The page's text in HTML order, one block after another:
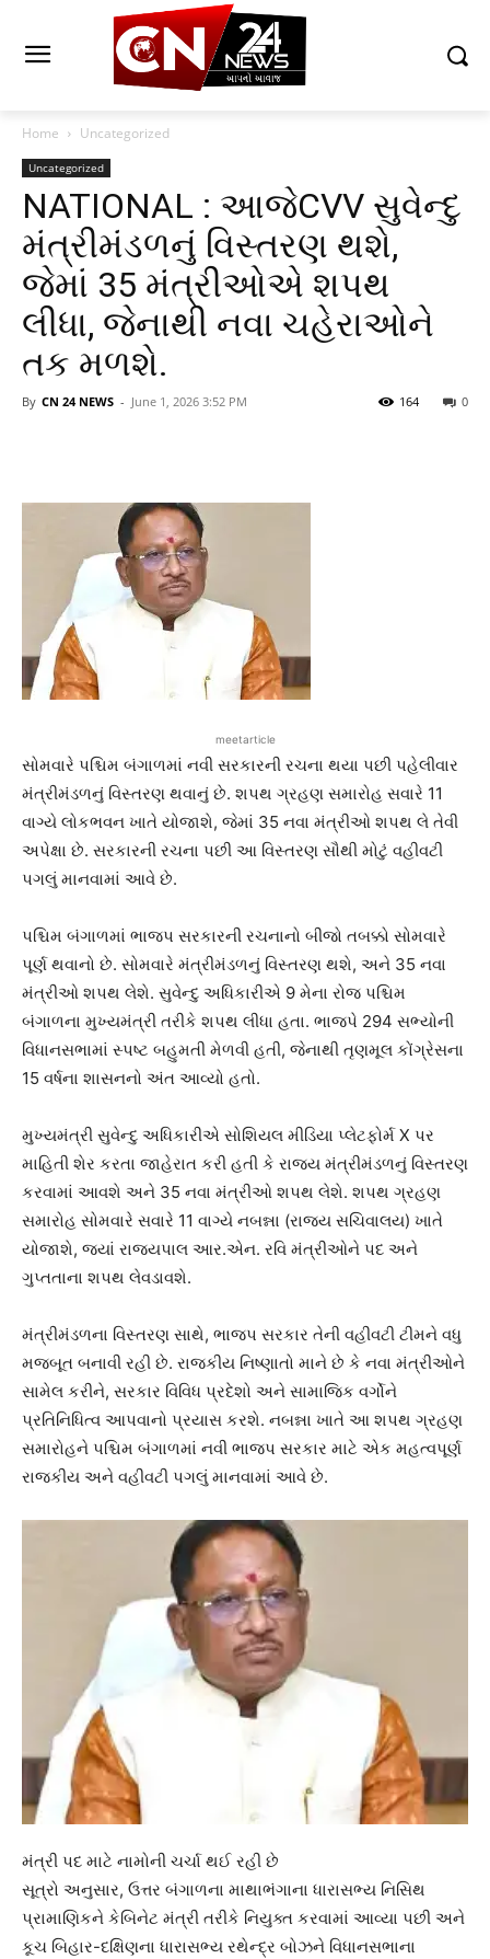
Home Uncategorized
Uncategorized
NATIONAL : આજેCVV સુવેન્દુ
મંત્રીમંડળનું વિસ્તરણ થશે,
જેમાં 35 મંત્રીઓએ શપથ
લીધા, જેનાથી નવા ચહેરાઓને
તક મળશે.
By CN 24 NEWS - June 1, 2026 3:52 PM 0
164
meetarticle
સોમવારે પશ્ચિમ બંગાળમાં નવી સરકારની રચના થયા પછી પહેલીવાર
મંત્રીમંડળનું વિસ્તરણ થવાનું છે. શપથ ગ્રહણ સમારોહ સવારે 11
વાગ્યે લોકભવન ખાતે યોજાશે, જેમાં 35 નવા મંત્રીઓ શપથ લે તેવી
અપેક્ષા છે. સરકારની રચના પછી આ વિસ્તરણ સૌથી મોટું વહીવટી
પગલું માનવામાં આવે છે.
પશ્ચિમ બંગાળમાં ભાજપ સરકારની રચનાનો બીજો તબક્કો સોમવારે
પૂર્ણ થવાનો છે. સોમવારે મંત્રીમંડળનું વિસ્તરણ થશે, અને 35 નવા
મંત્રીઓ શપથ લેશે. સુવેન્દુ અધિકારીએ 9 મેના રોજ પશ્ચિમ
બંગાળના મુખ્યમંત્રી તરીકે શપથ લીધા હતા. ભાજપે 294 સભ્યોની
વિધાનસભામાં સ્પષ્ટ બહુમતી મેળવી હતી, જેનાથી તૃણમૂલ કોંગ્રેસના
15 વર્ષના શાસનનો અંત આવ્યો હતો.
મુખ્યમંત્રી સુવેન્દુ અધિકારીએ સોશિયલ મીડિયા પ્લેટફોર્મ X પર
માહિતી શેર કરતા જાહેરાત કરી હતી કે રાજ્ય મંત્રીમંડળનું વિસ્તરણ
કરવામાં આવશે અને 35 નવા મંત્રીઓ શપથ લેશે. શપથ ગ્રહણ
સમારોહ સોમવારે સવારે 11 વાગ્યે નબન્ના (રાજ્ય સચિવાલય) ખાતે
યોજાશે, જ્યાં રાજ્યપાલ આર.એન. રવિ મંત્રીઓને પદ અને
ગુપ્તતાના શપથ લેવડાવશે.
મંત્રીમંડળના વિસ્તરણ સાથે, ભાજપ સરકાર તેની વહીવટી ટીમને વધુ
મજબૂત બનાવી રહી છે. રાજકીય નિષ્ણાતો માને છે કે નવા મંત્રીઓને
સામેલ કરીને, સરકાર વિવિધ પ્રદેશો અને સામાજિક વર્ગોને
પ્રતિનિધિત્વ આપવાનો પ્રયાસ કરશે. નબન્ના ખાતે આ શપથ ગ્રહણ
સમારોહને પશ્ચિમ બંગાળમાં નવી ભાજપ સરકાર માટે એક મહત્વપૂર્ણ
રાજકીય અને વહીવટી પગલું માનવામાં આવે છે.
મંત્રી પદ માટે નામોની ચર્ચા થઈ રહી છે
સૂત્રો અનુસાર, ઉત્તર બંગાળના માથાભંગાના ધારાસભ્ય નિસિથ
પ્રામાણિકને કેબિનેટ મંત્રી તરીકે નિયુક્ત કરવામાં આવ્યા પછી અને
કૂચ બિહાર-દક્ષિણના ધારાસભ્ય રથેન્દ્ર બોઝને વિધાનસભાના